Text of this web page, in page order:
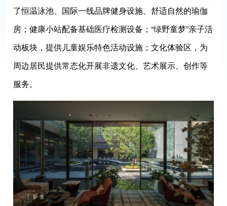
了恒温泳池、国际一线品牌健身设施、舒适自然的瑜伽
房；健康小站配备基础医疗检测设备；“绿野童梦”亲子活
动板块，提供儿童娱乐特色活动设施；文化体验区，为
周边居民提供常态化开展非遗文化、艺术展示、创作等
服务。